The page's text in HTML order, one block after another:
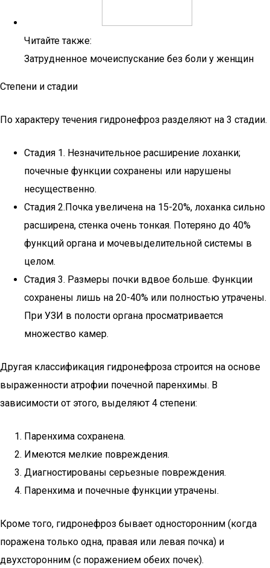
Читайте также:
Затрудненное мочеиспускание без боли у женщин
Степени и стадии
По характеру течения гидронефроз разделяют на 3 стадии.
Стадия 1. Незначительное расширение лоханки;
почечные функции сохранены или нарушены
несущественно.
Стадия 2.Почка увеличена на 15-20%, лоханка сильно
расширена, стенка очень тонкая. Потеряно до 40%
функций органа и мочевыделительной системы в
целом.
Стадия 3. Размеры почки вдвое больше. Функции
сохранены лишь на 20-40% или полностью утрачены.
При УЗИ в полости органа просматривается
множество камер.
Другая классификация гидронефроза строится на основе
выраженности атрофии почечной паренхимы. В
зависимости от этого, выделяют 4 степени:
Паренхима сохранена.
Имеются мелкие повреждения.
Диагностированы серьезные повреждения.
Паренхима и почечные функции утрачены.
Кроме того, гидронефроз бывает односторонним (когда
поражена только одна, правая или левая почка) и
двухсторонним (с поражением обеих почек).